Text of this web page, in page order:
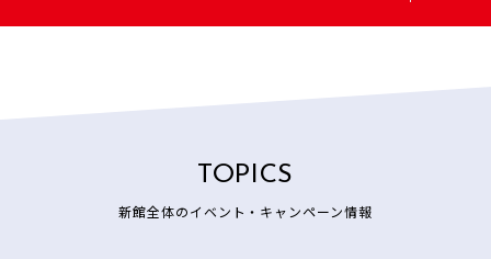
TOPICS
新館全体のイベント・キャンペーン情報